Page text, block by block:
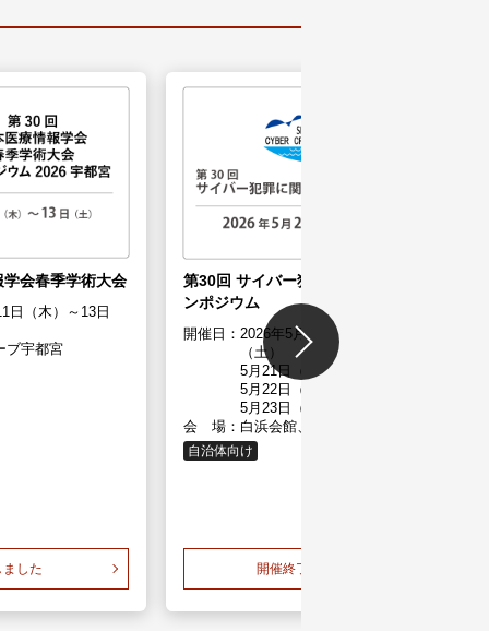
会春季学術大会
日（木）～13日
ブ宇都宮
した
第30回 サイバー犯罪に関する白浜シ
ンポジウム
開催日： 2026年5月21日（木）～5月23日
（土）
5月21日（木）12:00～18:55
5月22日（金） 9:40～18:10
5月23日（土） 9:40～13:00
会 場： 白浜会館、白浜町立総合体育館
自治体向け
開催終了しました